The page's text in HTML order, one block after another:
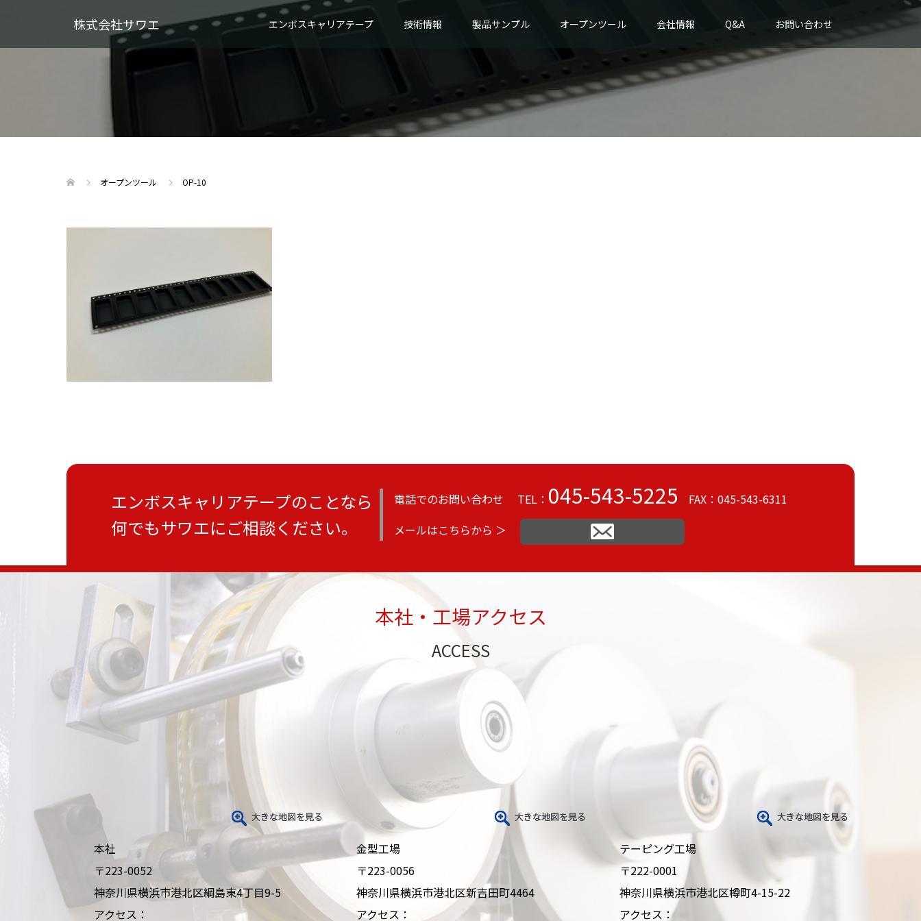
株式会社サワエ エンボスキャリアテープ 技術情報 製品サンプル オープンツール 会社情報 Q&A お問い合わせ
オープンツール OP-10
エンボスキャリアテープのことなら
何でもサワエにご相談ください。
電話でのお問い合わせ TEL： 045-543-5225
FAX：045-543-6311
メールはこちらから ＞
本社・工場アクセス
ACCESS
本社
〒223-0052
神奈川県横浜市港北区綱島東4丁目9-5
アクセス：
金型工場
〒223-0056
神奈川県横浜市港北区新吉田町4464
アクセス：
テーピング工場
〒222-0001
神奈川県横浜市港北区樽町4-15-22
アクセス：